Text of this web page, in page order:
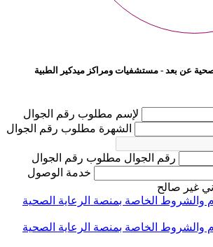
عن بعد - مستشفيات ومراكز ميدكير الطبية
لإسم مطلوب رقم الجوال
الشهرة مطلوب رقم الجوال
رقم الجوال مطلوب رقم الجوال
خدمة الوصول
غير صالح
والشروط الخاصة بمنصة الرعاية الصحية
والشروط الخاصة بمنصة الرعاية الصحية